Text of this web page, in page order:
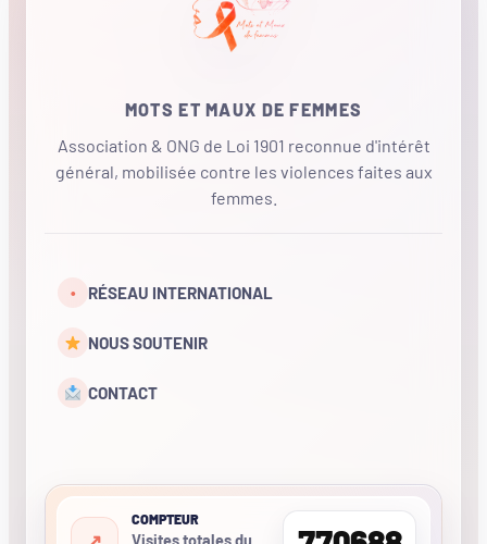
MOTS ET MAUX DE FEMMES
Association & ONG de Loi 1901 reconnue d'intérêt
général, mobilisée contre les violences faites aux
femmes.
• RÉSEAU INTERNATIONAL
NOUS SOUTENIR
CONTACT
COMPTEUR
Visites totales du